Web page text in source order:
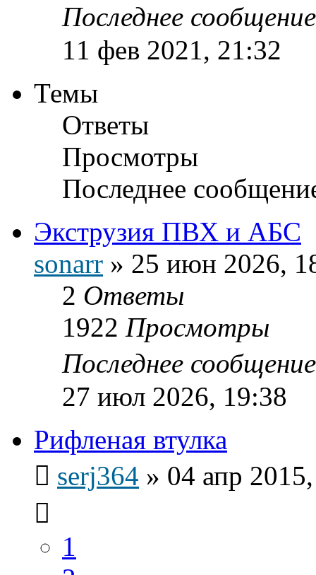
Последнее
11 фев 2021, 21:32
Темы
Ответы
Просмотры
Последнее
Экструзия ПВХ и АБС
sonarr » 25 июн 2026,
2 Ответы
1922 Просмотры
Последнее
27 июл 2026, 19:38
Рифленая втулка
serj364 » 04 апр
1